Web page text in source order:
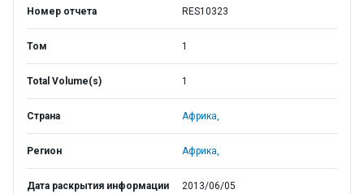
Номер отчета RES10323
Том 1
Total Volume(s) 1
Страна Африка,
Регион Африка,
Дата раскрытия информации 2013/06/05